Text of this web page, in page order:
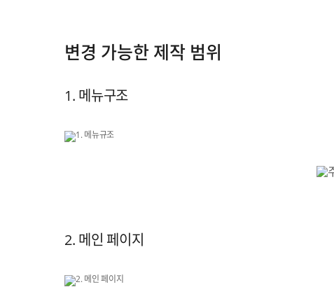
변경 가능한 제작 범위
1. 메뉴구조
2. 메인 페이지